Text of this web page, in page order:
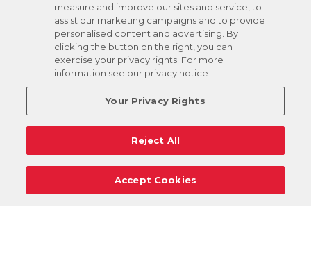
measure and improve our sites and service, to
assist our marketing campaigns and to provide
personalised content and advertising. By
clicking the button on the right, you can
exercise your privacy rights. For more
information see our privacy notice
Your Privacy Rights
Reject All
Accept Cookies